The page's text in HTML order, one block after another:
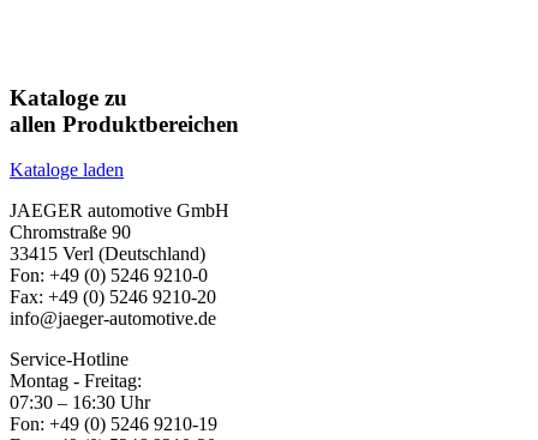
Kataloge zu
allen Produktbereichen
Kataloge laden
JAEGER automotive GmbH
Chromstraße 90
33415 Verl (Deutschland)
Fon: +49 (0) 5246 9210-0
Fax: +49 (0) 5246 9210-20
info@jaeger-automotive.de
Service-Hotline
Montag - Freitag:
07:30 – 16:30 Uhr
Fon: +49 (0) 5246 9210-19